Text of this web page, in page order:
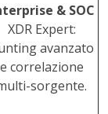
& SOC
XDR Expert:
avanzato
e correlazione
sorgente.